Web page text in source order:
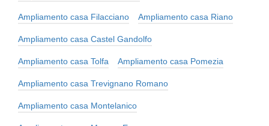
Ampliamento casa Filacciano Ampliamento casa Riano
Ampliamento casa Castel Gandolfo
Ampliamento casa Tolfa Ampliamento casa Pomezia
Ampliamento casa Trevignano Romano
Ampliamento casa Montelanico